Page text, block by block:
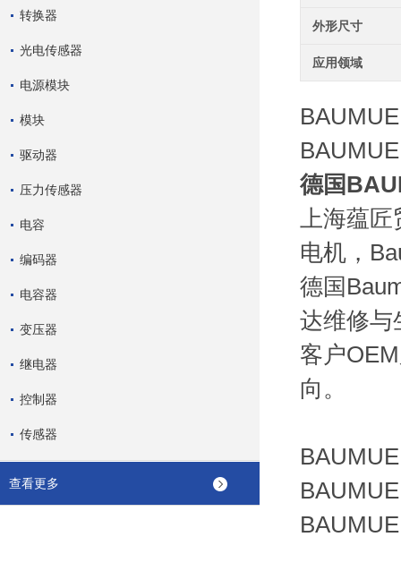
转换器
光电传感器
电源模块
模块
驱动器
压力传感器
电容
编码器
电容器
变压器
继电器
控制器
传感器
查看更多
外形尺寸
应用领域
德国
上海蕴
电机，
德国
达维修与
客户
向。